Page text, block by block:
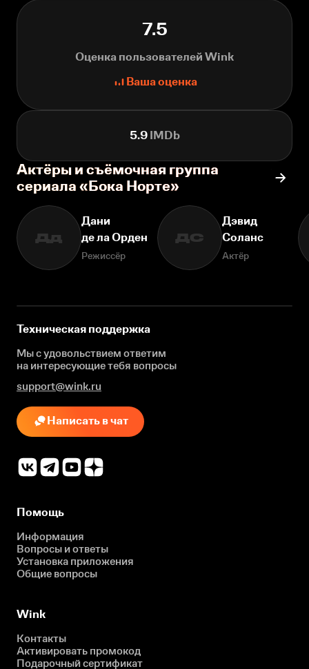
7.5
Оценка пользователей Wink
Ваша оценка
5.9IMDb
Актёры и съёмочная группа
сериала «Бока Норте»
Дд
Дани
де ла Орден
Режиссёр
ДС
Дэвид
Соланс
Актёр
Техническая поддержка
Мы с удовольствием ответим
на интересующиетебя вопросы
support@wink.ru
Написать в чат
Помощь
Информация
Вопросы и ответы
Установка приложения
Общие вопросы
Wink
Контакты
Активировать промокод
Подарочный сертификат